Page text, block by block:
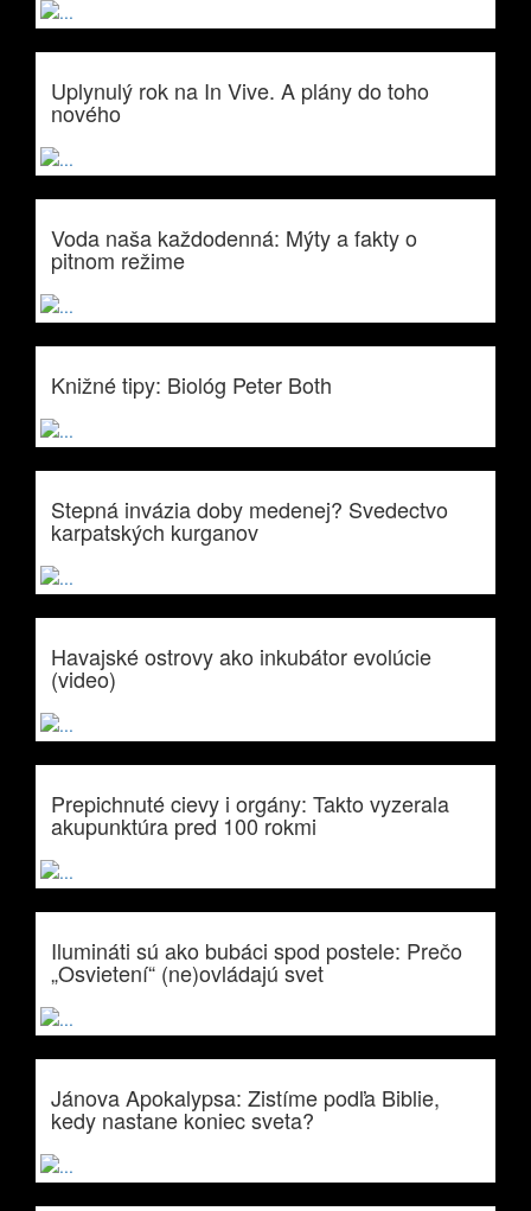
Uplynulý rok na In Vive. A plány do toho
nového
Voda naša každodenná: Mýty a fakty o
pitnom režime
Knižné tipy: Biológ Peter Both
Stepná invázia doby medenej? Svedectvo
karpatských kurganov
Havajské ostrovy ako inkubátor evolúcie
(video)
Prepichnuté cievy i orgány: Takto vyzerala
akupunktúra pred 100 rokmi
Ilumináti sú ako bubáci spod postele: Prečo
„Osvietení“ (ne)ovládajú svet
Jánova Apokalypsa: Zistíme podľa Biblie,
kedy nastane koniec sveta?